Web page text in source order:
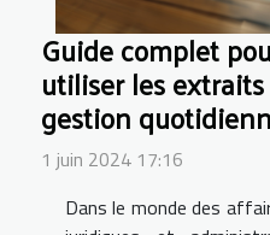
Guide complet
utiliser les
gestion
1 juin 2024 17:16
Dans le monde des